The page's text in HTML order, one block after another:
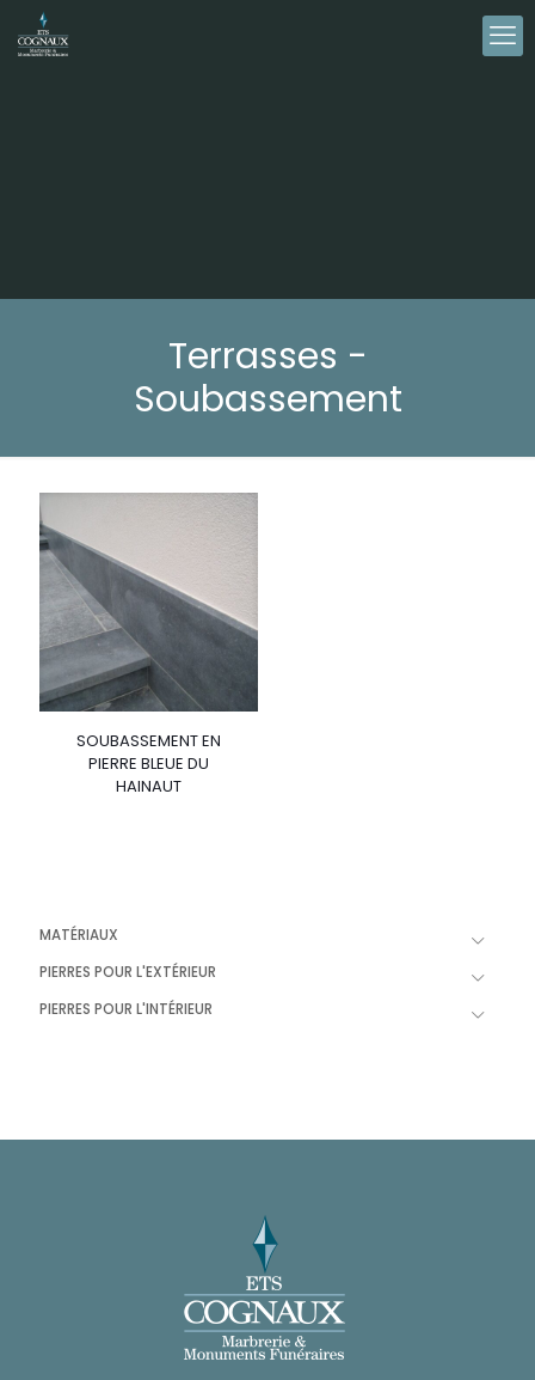
Terrasses -
Soubassement
SOUBASSEMENT EN
PIERRE BLEUE DU
HAINAUT
MATÉRIAUX
PIERRES POUR L'EXTÉRIEUR
PIERRES POUR L'INTÉRIEUR